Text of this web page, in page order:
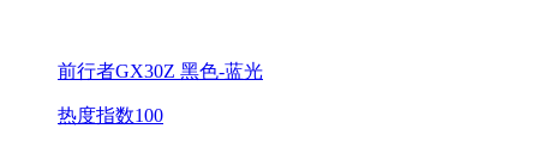
前行者GX30Z 黑色-蓝光
热度指数100